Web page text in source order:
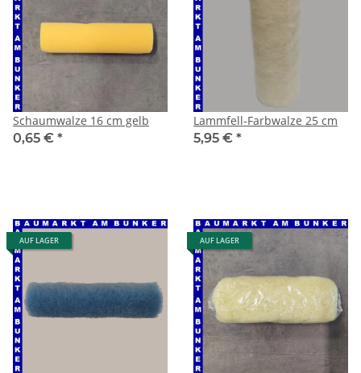
Schaumwalze 16 cm gelb
0,65 € *
Lammfell-Farbwalze 25 cm
5,95 € *
AUF LAGER AUF LAGER